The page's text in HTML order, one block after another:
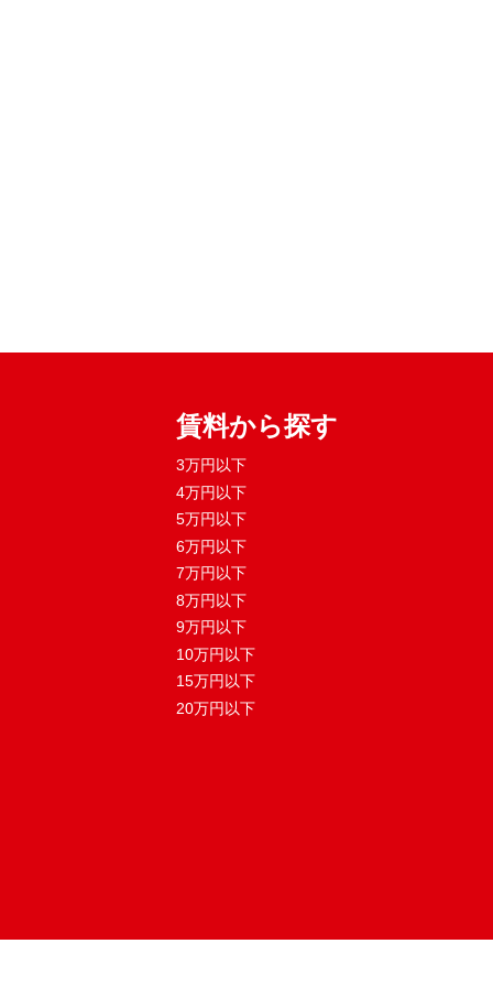
賃料から探す
3万円以下
4万円以下
5万円以下
6万円以下
7万円以下
8万円以下
9万円以下
10万円以下
15万円以下
20万円以下